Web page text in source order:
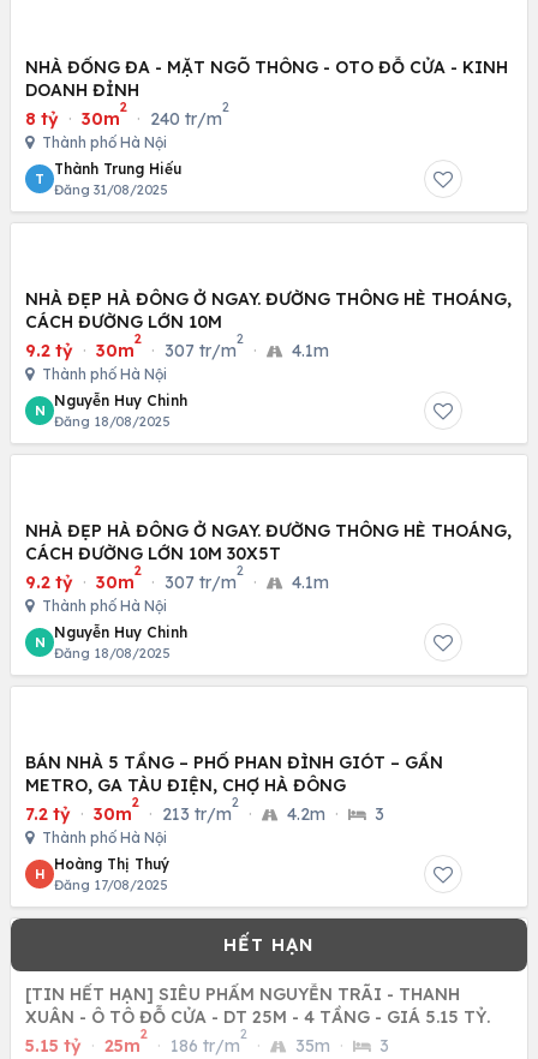
NHÀ ĐỐNG ĐA - MẶT NGÕ THÔNG - OTO ĐỖ CỬA - KINH
DOANH ĐỈNH
8 tỷ · 30m
2
· 240 tr/m
2
Thành phố Hà Nội
T
Thành Trung Hiếu
Đăng 31/08/2025
NHÀ ĐẸP HÀ ĐÔNG Ở NGAY. ĐƯỜNG THÔNG HÈ THOÁNG,
CÁCH ĐƯỜNG LỚN 10M
9.2 tỷ · 30m
2
· 307 tr/m
2
· 4.1m
Thành phố Hà Nội
N
Nguyễn Huy Chinh
Đăng 18/08/2025
NHÀ ĐẸP HÀ ĐÔNG Ở NGAY. ĐƯỜNG THÔNG HÈ THOÁNG,
CÁCH ĐƯỜNG LỚN 10M 30X5T
9.2 tỷ · 30m
2
· 307 tr/m
2
· 4.1m
Thành phố Hà Nội
N
Nguyễn Huy Chinh
Đăng 18/08/2025
BÁN NHÀ 5 TẦNG – PHỐ PHAN ĐÌNH GIÓT – GẦN
METRO, GA TÀU ĐIỆN, CHỢ HÀ ĐÔNG
7.2 tỷ · 30m
2
· 213 tr/m
2
· 4.2m · 3
Thành phố Hà Nội
H
Hoàng Thị Thuý
Đăng 17/08/2025
[TIN HẾT HẠN] SIÊU PHẨM NGUYỄN TRÃI - THANH
XUÂN - Ô TÔ ĐỖ CỬA - DT 25M - 4 TẦNG - GIÁ 5.15 TỶ.
5.15 tỷ · 25m
2
· 186 tr/m
2
· 35m · 3